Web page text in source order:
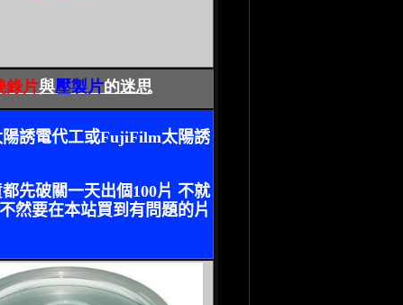
錄片與壓製片的迷思
陽誘電代工或FujiFilm太陽誘
先破關一天出個100片 不就
然要在本站買到有問題的片